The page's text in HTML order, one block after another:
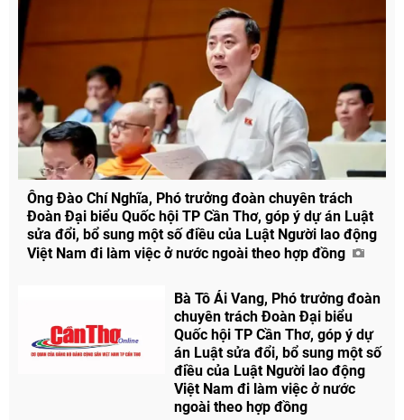
Ông Đào Chí Nghĩa, Phó trưởng đoàn chuyên trách
Đoàn Đại biểu Quốc hội TP Cần Thơ, góp ý dự án Luật
sửa đổi, bổ sung một số điều của Luật Người lao động
Việt Nam đi làm việc ở nước ngoài theo hợp đồng
Bà Tô Ái Vang, Phó trưởng đoàn
chuyên trách Đoàn Đại biểu
Quốc hội TP Cần Thơ, góp ý dự
án Luật sửa đổi, bổ sung một số
điều của Luật Người lao động
Việt Nam đi làm việc ở nước
ngoài theo hợp đồng